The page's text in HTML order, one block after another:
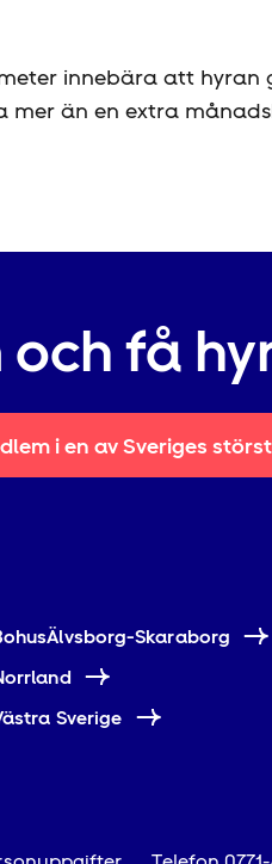
innebära att hyran
mer än en extra
och få
i en av Sveriges
Skaraborg
Sverige